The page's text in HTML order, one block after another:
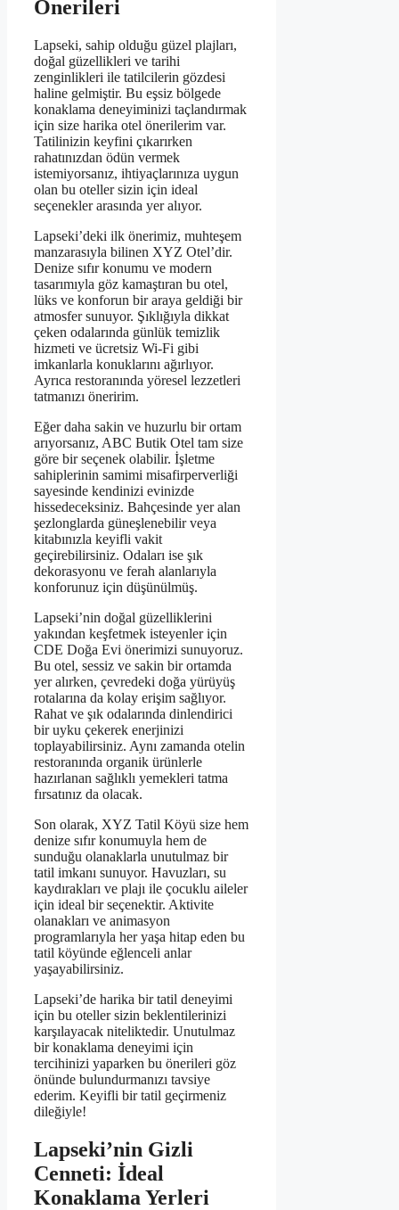
Önerileri
Lapseki, sahip olduğu güzel plajları,
doğal güzellikleri ve tarihi
zenginlikleri ile tatilcilerin gözdesi
haline gelmiştir. Bu eşsiz bölgede
konaklama deneyiminizi taçlandırmak
için size harika otel önerilerim var.
Tatilinizin keyfini çıkarırken
rahatınızdan ödün vermek
istemiyorsanız, ihtiyaçlarınıza uygun
olan bu oteller sizin için ideal
seçenekler arasında yer alıyor.
Lapseki’deki ilk önerimiz, muhteşem
manzarasıyla bilinen XYZ Otel’dir.
Denize sıfır konumu ve modern
tasarımıyla göz kamaştıran bu otel,
lüks ve konforun bir araya geldiği bir
atmosfer sunuyor. Şıklığıyla dikkat
çeken odalarında günlük temizlik
hizmeti ve ücretsiz Wi-Fi gibi
imkanlarla konuklarını ağırlıyor.
Ayrıca restoranında yöresel lezzetleri
tatmanızı öneririm.
Eğer daha sakin ve huzurlu bir ortam
arıyorsanız, ABC Butik Otel tam size
göre bir seçenek olabilir. İşletme
sahiplerinin samimi misafirperverliği
sayesinde kendinizi evinizde
hissedeceksiniz. Bahçesinde yer alan
şezlonglarda güneşlenebilir veya
kitabınızla keyifli vakit
geçirebilirsiniz. Odaları ise şık
dekorasyonu ve ferah alanlarıyla
konforunuz için düşünülmüş.
Lapseki’nin doğal güzelliklerini
yakından keşfetmek isteyenler için
CDE Doğa Evi önerimizi sunuyoruz.
Bu otel, sessiz ve sakin bir ortamda
yer alırken, çevredeki doğa yürüyüş
rotalarına da kolay erişim sağlıyor.
Rahat ve şık odalarında dinlendirici
bir uyku çekerek enerjinizi
toplayabilirsiniz. Aynı zamanda otelin
restoranında organik ürünlerle
hazırlanan sağlıklı yemekleri tatma
fırsatınız da olacak.
Son olarak, XYZ Tatil Köyü size hem
denize sıfır konumuyla hem de
sunduğu olanaklarla unutulmaz bir
tatil imkanı sunuyor. Havuzları, su
kaydırakları ve plajı ile çocuklu aileler
için ideal bir seçenektir. Aktivite
olanakları ve animasyon
programlarıyla her yaşa hitap eden bu
tatil köyünde eğlenceli anlar
yaşayabilirsiniz.
Lapseki’de harika bir tatil deneyimi
için bu oteller sizin beklentilerinizi
karşılayacak niteliktedir. Unutulmaz
bir konaklama deneyimi için
tercihinizi yaparken bu önerileri göz
önünde bulundurmanızı tavsiye
ederim. Keyifli bir tatil geçirmeniz
dileğiyle!
Lapseki’nin Gizli
Cenneti: İdeal
Konaklama Yerleri